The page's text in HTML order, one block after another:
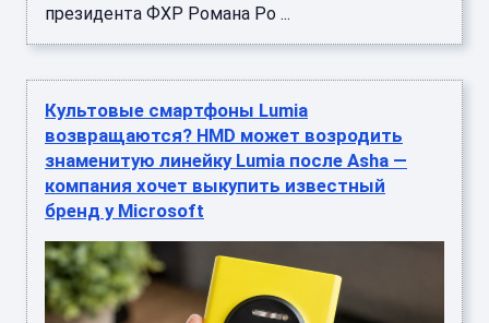
президента ФХР Романа Ро ...
Культовые смартфоны Lumia
возвращаются? HMD может возродить
знаменитую линейку Lumia после Asha —
компания хочет выкупить известный
бренд у Microsoft